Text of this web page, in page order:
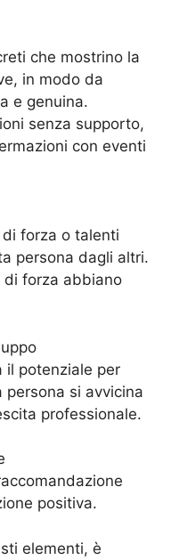
che mostrino la
in modo da
e genuina.
senza supporto,
con eventi
forza o talenti
persona dagli altri.
di forza abbiano
il potenziale per
persona si avvicina
professionale.
positiva.
elementi, è